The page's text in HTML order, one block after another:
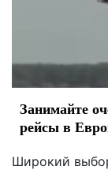
Занимайте
рейсы в
Широкий